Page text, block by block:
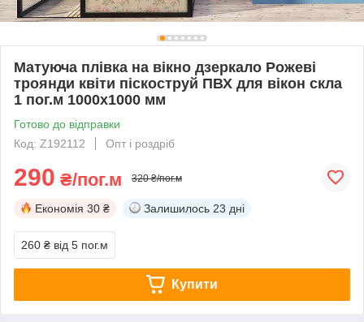
Матуюча плівка на вікно дзеркало Рожеві
троянди квіти піскоструй ПВХ для вікон скла
1 пог.м 1000х1000 мм
Готово до відправки
Код: Z192112
Опт і роздріб
290 ₴/пог.м 320 ₴/пог.м
Економія 30 ₴ Залишилось 23 дні
260 ₴ від 5 пог.м
Купити